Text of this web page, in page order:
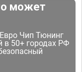
может
Чип Тюнинг
в 50+ городах РФ